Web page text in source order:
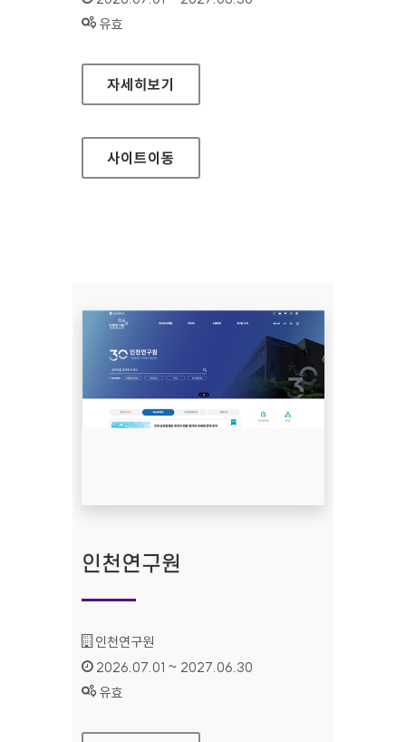
상태 :
유효
백제문화전당
자세히보기
사이트이동
인천연구원
기관명 :
인천연구원
인증기간 :
2026.07.01 ~ 2027.06.30
상태 :
유효